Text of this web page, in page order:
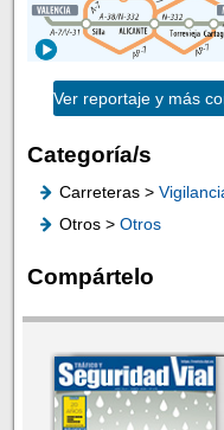
Ver reportaje y más
Categoría/s
Carreteras >
Otros > Otros
Compártelo